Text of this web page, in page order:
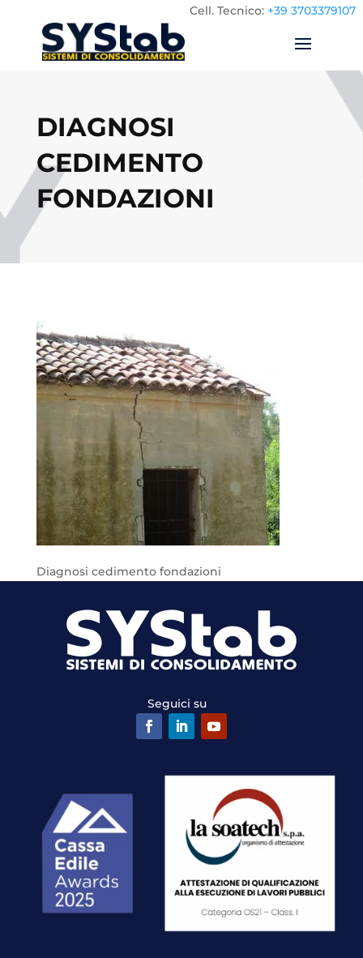
Cell. Tecnico: +39 3703379107
DIAGNOSI
CEDIMENTO
FONDAZIONI
Diagnosi cedimento fondazioni
Seguici su